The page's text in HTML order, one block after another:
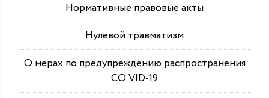
Нормативные правовые акты
Нулевой травматизм
О мерах по предупреждению распространения
СО VID-19